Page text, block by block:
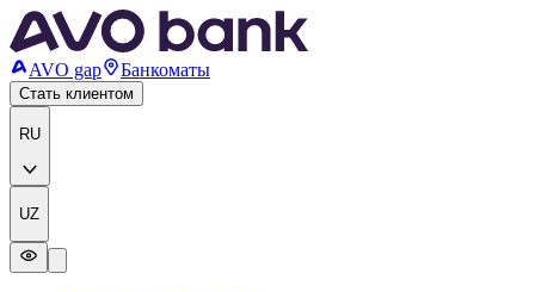
AVO gap Банкоматы
Стать клиентом
RU
UZ